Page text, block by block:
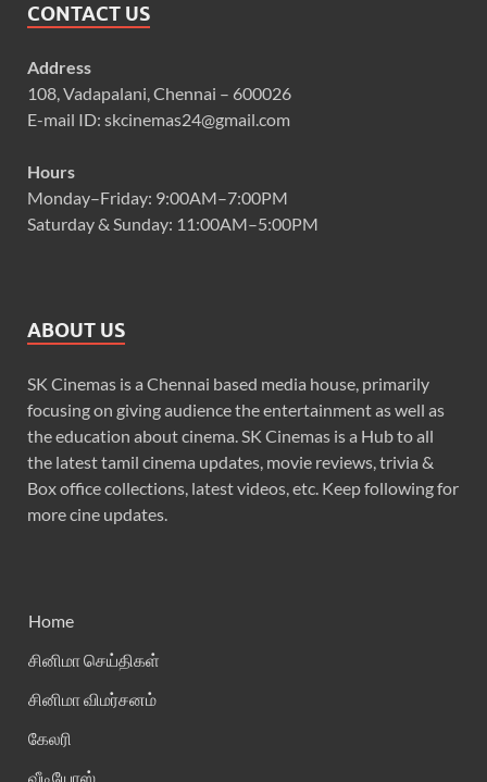
CONTACT US
Address
108, Vadapalani, Chennai – 600026
E-mail ID: skcinemas24@gmail.com
Hours
Monday–Friday: 9:00AM–7:00PM
Saturday & Sunday: 11:00AM–5:00PM
ABOUT US
SK Cinemas is a Chennai based media house, primarily
focusing on giving audience the entertainment as well as
the education about cinema. SK Cinemas is a Hub to all
the latest tamil cinema updates, movie reviews, trivia &
Box office collections, latest videos, etc. Keep following for
more cine updates.
Home
சினிமா செய்திகள்
சினிமா விமர்சனம்
கேலரி
வீடியோஸ்